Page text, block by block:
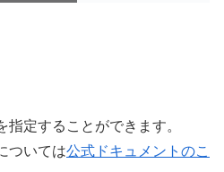
定することができます。
ついては公式ドキュメントのこ